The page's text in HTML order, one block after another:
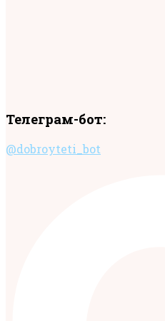
Телеграм-бот:
@dobroyteti_bot